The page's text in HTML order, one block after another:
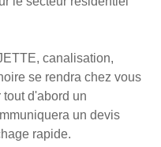
canalisation,
se rendra chez vous
d'abord un
un devis
rapide.